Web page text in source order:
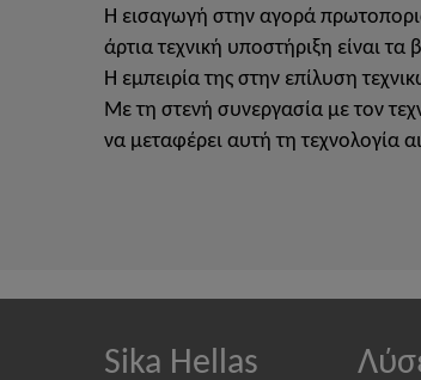
Η εισαγωγή στην αγορά
άρτια τεχνική υποστήριξη είναι τα
Η εμπειρία της στην επίλυση
Με τη στενή συνεργασία με τον
να μεταφέρει αυτή τη τεχνολογία
Sika Hellas